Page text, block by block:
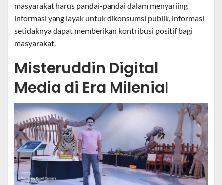
masyarakat harus pandai-pandai dalam menyariing
informasi yang layak untuk dikonsumsi publik, informasi
setidaknya dapat memberikan kontribusi positif bagi
masyarakat.
Misteruddin Digital
Media di Era Milenial